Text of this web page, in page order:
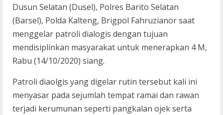
Dusun Selatan (Dusel), Polres Barito Selatan
(Barsel), Polda Kalteng, Brigpol Fahruzianor saat
menggelar patroli dialogis dengan tujuan
mendisiplinkan masyarakat untuk menerapkan 4 M,
Rabu (14/10/2020) siang.
Patroli diaolgis yang digelar rutin tersebut kali ini
menyasar pada sejumlah tempat ramai dan rawan
terjadi kerumunan seperti pangkalan ojek serta